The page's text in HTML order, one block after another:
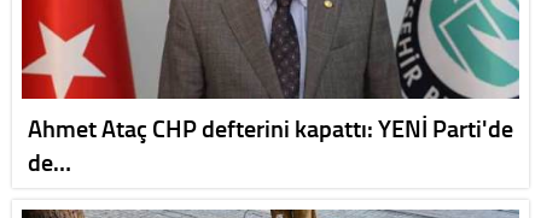
Ahmet Ataç CHP defterini kapattı: YENİ Parti'de
de…